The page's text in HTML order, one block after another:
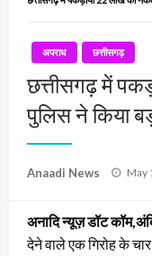
अपराध छत्तीसगढ़
छत्तीसगढ़ में
पुलिस ने किया
Anaadi News May
अनादि न्यूज़ डॉट
देने वाले एक गिरोह के